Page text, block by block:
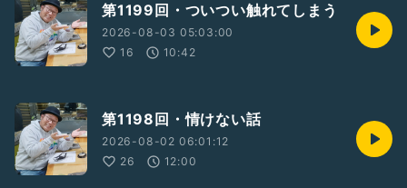
第1199回・ついつい触れてしまう
2026-08-03 05:03:00
16
10:42
第1198回・情けない話
2026-08-02 06:01:12
26
12:00